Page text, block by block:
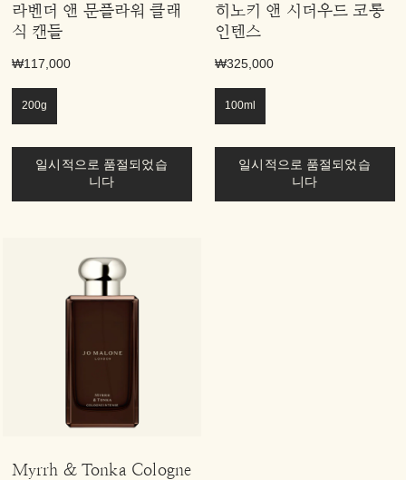
라벤더 앤 문플라워 클래
식 캔들
₩117,000
200g
일시적으로 품절되었습
니다
히노키 앤 시더우드 코롱
인텐스
₩325,000
100ml
일시적으로 품절되었습
니다
Myrrh & Tonka Cologne